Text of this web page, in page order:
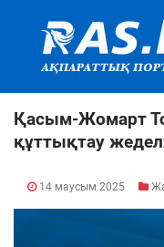
Қасым-Жомарт
құттықтау
14 маусым 2025